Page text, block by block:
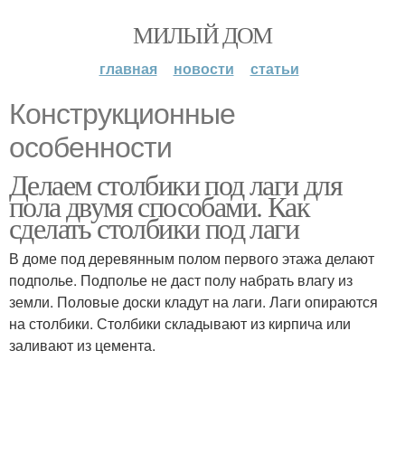
МИЛЫЙ ДОМ
главная новости статьи
Конструкционные
особенности
Делаем столбики под лаги для
пола двумя способами. Как
сделать столбики под лаги
В доме под деревянным полом первого этажа делают
подполье. Подполье не даст полу набрать влагу из
земли. Половые доски кладут на лаги. Лаги опираются
на столбики. Столбики складывают из кирпича или
заливают из цемента.